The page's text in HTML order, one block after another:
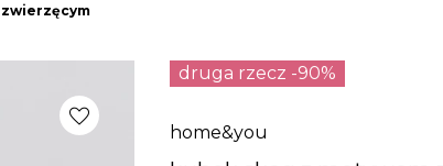
druga rzecz -90%
home&you
favorite